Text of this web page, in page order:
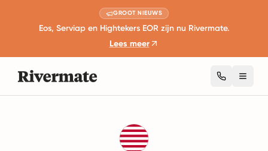
GROOT NIEUWS
Eos, Serviap en Hightekers EOR zijn nu Rivermate.
Lees meer